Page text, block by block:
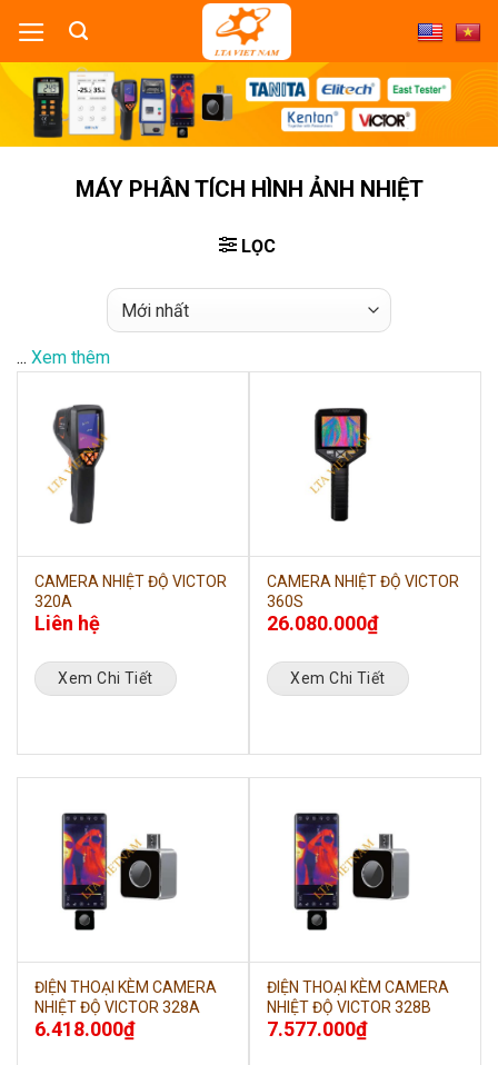
content
MÁY PHÂN TÍCH HÌNH ẢNH NHIỆT
LỌC
... Xem thêm
CAMERA NHIỆT ĐỘ VICTOR
320A
Liên hệ
Xem Chi Tiết
CAMERA NHIỆT ĐỘ VICTOR
360S
26.080.000₫
Xem Chi Tiết
ĐIỆN THOẠI KÈM CAMERA
NHIỆT ĐỘ VICTOR 328A
6.418.000₫
ĐIỆN THOẠI KÈM CAMERA
NHIỆT ĐỘ VICTOR 328B
7.577.000₫